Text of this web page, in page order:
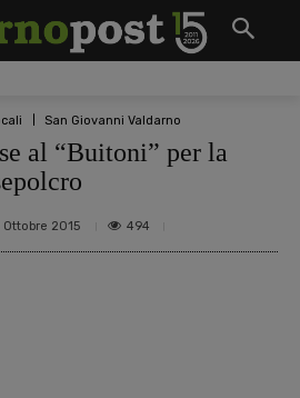
San Giovanni Valdarno
al “Buitoni” per la
Ottobre 2015 494